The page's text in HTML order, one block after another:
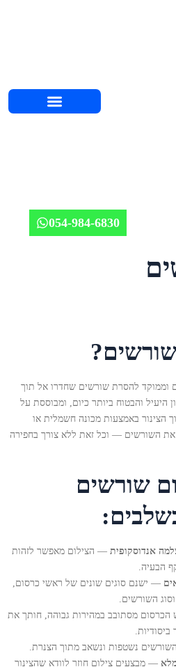
054-984-6830
וממוקד להסרת שורשים שחדרו אל תוך
והבטוח ביותר כיום, ומבוססת על
הצינור באמצעות מכונה חשמלית או
את השורשים — וכל זאת ללא צורך בחפירה
שורשים
אנדוסקופית — הצילום מאפשר לזהות
הבעיה.
— ישנם סוגים שונים של ראשי כרסום,
השורשים.
מסתובב במהירות גבוהה, חותך את
נשטפות ונשאב מתוך הצנרת.
מלא — מבצעים צילום חוזר לוודא שהצינור